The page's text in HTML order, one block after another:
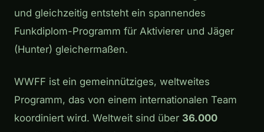
und gleichzeitig entsteht ein spannendes
Funkdiplom-Programm für Aktivierer und Jäger
(Hunter) gleichermaßen.
WWFF ist ein gemeinnütziges, weltweites
Programm, das von einem internationalen Team
koordiniert wird. Weltweit sind über 36.000